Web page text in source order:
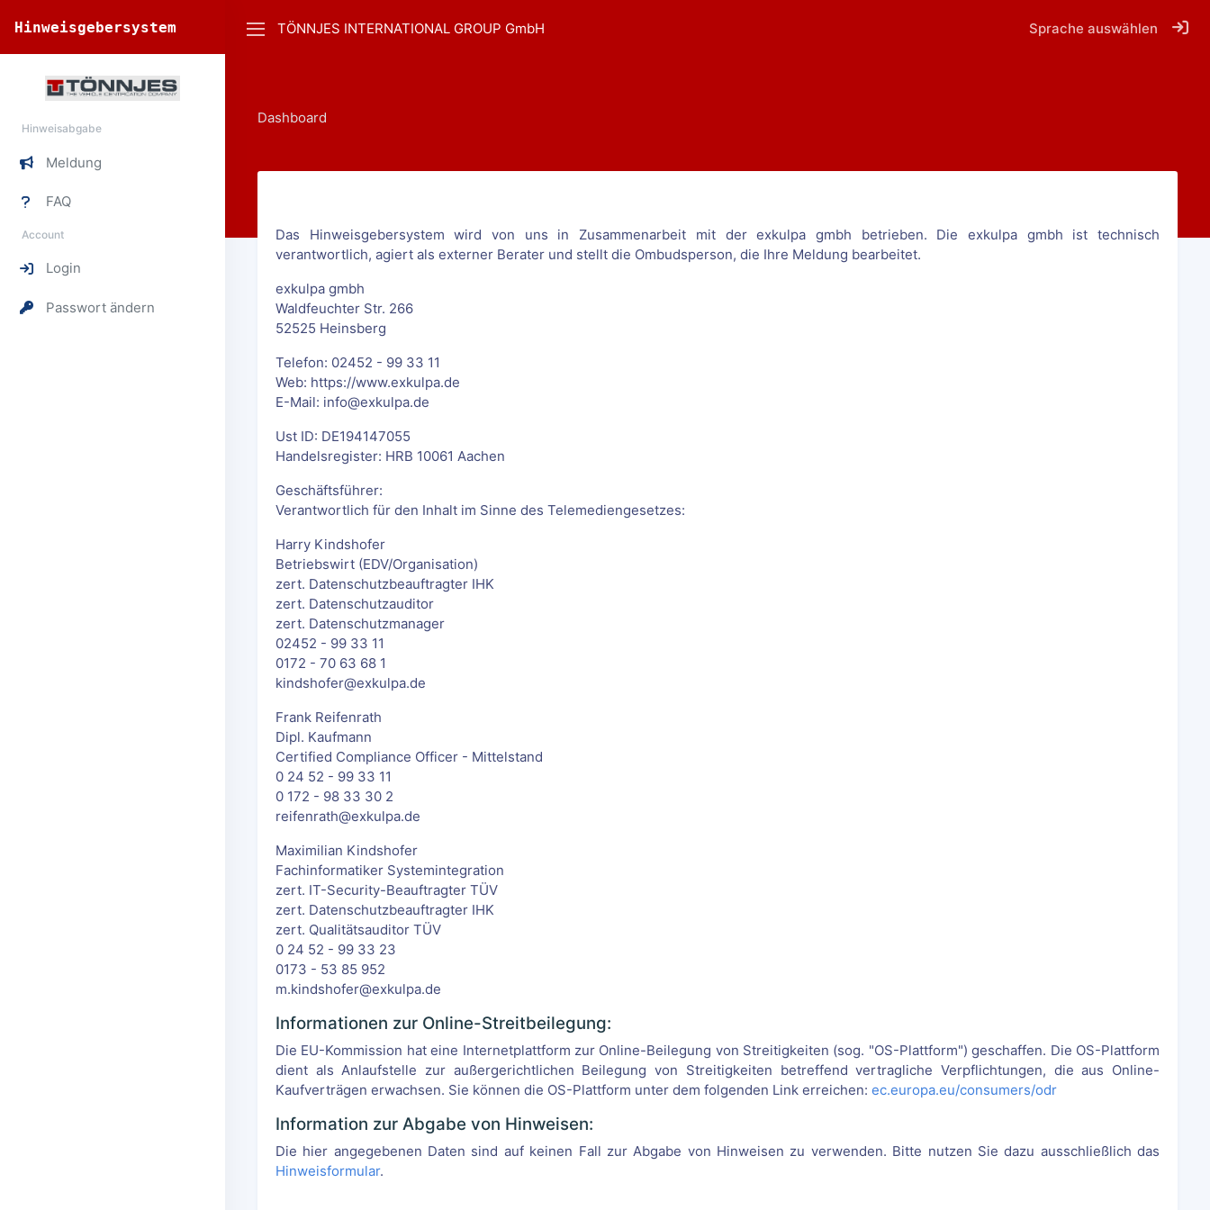
Hinweisgebersystem
Hinweisabgabe
Meldung
FAQ
Account
Login
Passwort ändern
TÖNNJES INTERNATIONAL GROUP GmbH Sprache auswählen
Dashboard
Das Hinweisgebersystem wird von uns in Zusammenarbeit mit der exkulpa gmbh betrieben. Die exkulpa gmbh ist technisch
verantwortlich, agiert als externer Berater und stellt die Ombudsperson, die Ihre Meldung bearbeitet.
exkulpa gmbh
Waldfeuchter Str. 266
52525 Heinsberg
Telefon: 02452 - 99 33 11
Web: https://www.exkulpa.de
E-Mail: info@exkulpa.de
Ust ID: DE194147055
Handelsregister: HRB 10061 Aachen
Geschäftsführer:
Verantwortlich für den Inhalt im Sinne des Telemediengesetzes:
Harry Kindshofer
Betriebswirt (EDV/Organisation)
zert. Datenschutzbeauftragter IHK
zert. Datenschutzauditor
zert. Datenschutzmanager
02452 - 99 33 11
0172 - 70 63 68 1
kindshofer@exkulpa.de
Frank Reifenrath
Dipl. Kaufmann
Certified Compliance Officer - Mittelstand
0 24 52 - 99 33 11
0 172 - 98 33 30 2
reifenrath@exkulpa.de
Maximilian Kindshofer
Fachinformatiker Systemintegration
zert. IT-Security-Beauftragter TÜV
zert. Datenschutzbeauftragter IHK
zert. Qualitätsauditor TÜV
0 24 52 - 99 33 23
0173 - 53 85 952
m.kindshofer@exkulpa.de
Informationen zur Online-Streitbeilegung:
Die EU-Kommission hat eine Internetplattform zur Online-Beilegung von Streitigkeiten (sog. "OS-Plattform") geschaffen. Die OS-Plattform
dient als Anlaufstelle zur außergerichtlichen Beilegung von Streitigkeiten betreffend vertragliche Verpflichtungen, die aus Online-
Kaufverträgen erwachsen. Sie können die OS-Plattform unter dem folgenden Link erreichen: ec.europa.eu/consumers/odr
Information zur Abgabe von Hinweisen:
Die hier angegebenen Daten sind auf keinen Fall zur Abgabe von Hinweisen zu verwenden. Bitte nutzen Sie dazu ausschließlich das
Hinweisformular.